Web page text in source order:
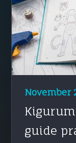
November
guide